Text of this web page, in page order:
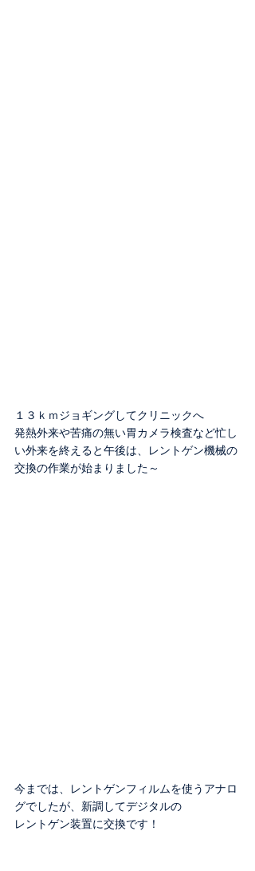
１３ｋｍジョギングしてクリニックへ
発熱外来や苦痛の無い胃カメラ検査など忙し
い外来を終えると午後は、レントゲン機械の
交換の作業が始まりました～
今までは、レントゲンフィルムを使うアナロ
グでしたが、新調してデジタルの
レントゲン装置に交換です！